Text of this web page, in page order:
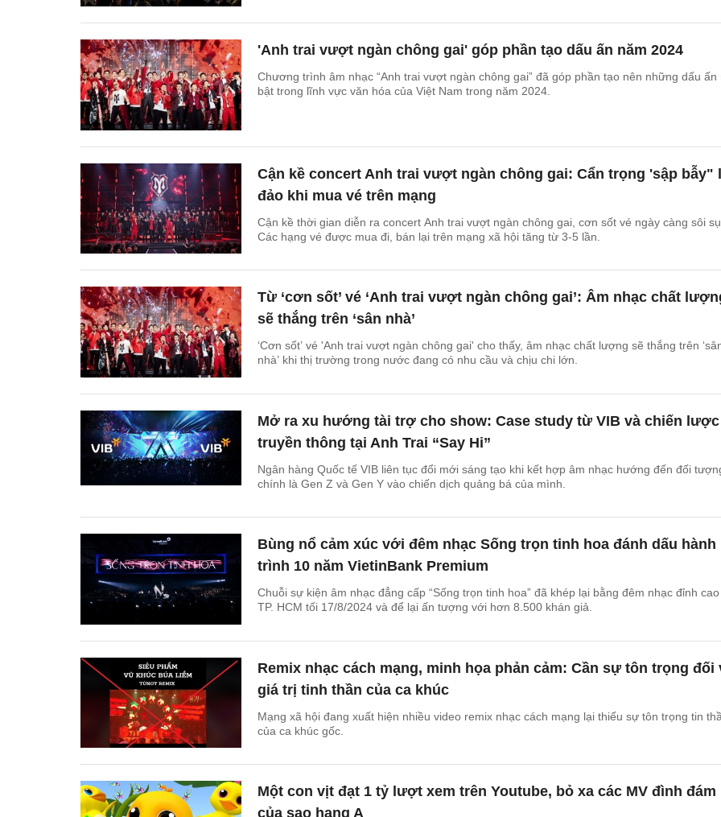
'Anh trai vượt ngàn chông gai' góp phần tạo dấu ấn năm 2024
Chương trình âm nhạc “Anh trai vượt ngàn chông gai” đã góp phần tạo nên những dấu ấn
bật trong lĩnh vực văn hóa của Việt Nam trong năm 2024.
Cận kề concert Anh trai vượt ngàn chông gai: Cẩn trọng 'sập bẫy"
đảo khi mua vé trên mạng
Cận kề thời gian diễn ra concert Anh trai vượt ngàn chông gai, cơn sốt vé ngày càng sôi
Các hạng vé được mua đi, bán lại trên mạng xã hội tăng từ 3-5 lần.
Từ ‘cơn sốt’ vé ‘Anh trai vượt ngàn chông gai’: Âm nhạc chất
sẽ thắng trên ‘sân nhà’
‘Cơn sốt’ vé 'Anh trai vượt ngàn chông gai' cho thấy, âm nhạc chất lượng sẽ thắng trên
nhà’ khi thị trường trong nước đang có nhu cầu và chịu chi lớn.
Mở ra xu hướng tài trợ cho show: Case study từ VIB và chiến lược
truyền thông tại Anh Trai “Say Hi”
Ngân hàng Quốc tế VIB liên tục đổi mới sáng tạo khi kết hợp âm nhạc hướng đến đối
chính là Gen Z và Gen Y vào chiến dịch quảng bá của mình.
Bùng nổ cảm xúc với đêm nhạc Sống trọn tinh hoa đánh dấu hành
trình 10 năm VietinBank Premium
Chuỗi sự kiện âm nhạc đẳng cấp “Sống trọn tinh hoa” đã khép lại bằng đêm nhạc đỉnh
TP. HCM tối 17/8/2024 và để lại ấn tượng với hơn 8.500 khán giả.
Remix nhạc cách mạng, minh họa phản cảm: Cần sự tôn trọng đối
giá trị tinh thần của ca khúc
Mạng xã hội đang xuất hiện nhiều video remix nhạc cách mạng lại thiếu sự tôn trọng tin
của ca khúc gốc.
Một con vịt đạt 1 tỷ lượt xem trên Youtube, bỏ xa các MV đình đám
của sao hạng A